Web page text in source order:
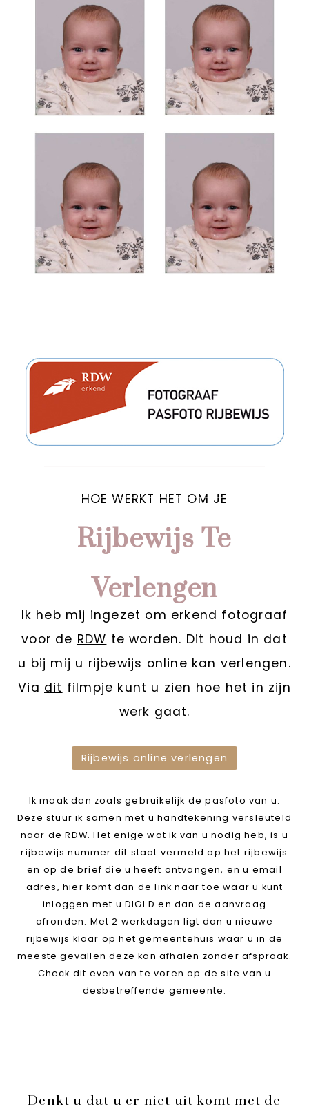
HOE WERKT HET OM JE
Rijbewijs Te
Verlengen
Ik heb mij ingezet om erkend fotograaf
voor de RDW te worden. Dit houd in dat
u bij mij u rijbewijs online kan verlengen.
Via dit filmpje kunt u zien hoe het in zijn
werk gaat.
Rijbewijs online verlengen
Ik maak dan zoals gebruikelijk de pasfoto van u.
Deze stuur ik samen met u handtekening versleuteld
naar de RDW. Het enige wat ik van u nodig heb, is u
rijbewijs nummer dit staat vermeld op het rijbewijs
en op de brief die u heeft ontvangen, en u email
adres, hier komt dan delink naar toe waar u kunt
inloggen met u DIGI D en dan de aanvraag
afronden. Met 2 werkdagen ligt dan u nieuwe
rijbewijs klaar op het gemeentehuis waar u in de
meeste gevallen deze kan afhalen zonder afspraak.
Check dit even van te voren op de site van u
desbetreffende gemeente.
Denkt u dat u er niet uit komt met de